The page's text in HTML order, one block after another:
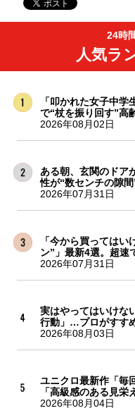
24時
人気ラ
「叩かれた女子中
で“杖を振り回す”高
2026年08月02日
ある朝、玄関のドア
性が“数センチの隙
2026年07月31日
「今から買ってはい
ン”」最新4選。超速
2026年07月31日
実はやってはいけな
行動」…プロがすす
2026年08月03日
ユニクロ最新作「毎
「高級感のある見
2026年08月04日